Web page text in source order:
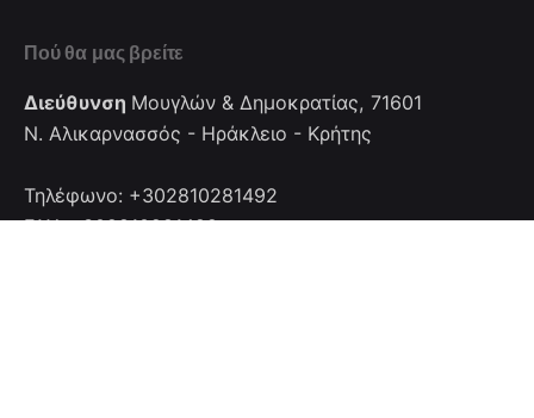
Πού θα μας βρείτε
Διεύθυνση Μουγλών & Δημοκρατίας, 71601
Ν. Αλικαρνασσός - Ηράκλειο - Κρήτης
Τηλέφωνο: +302810281492
FAX: +302810281492